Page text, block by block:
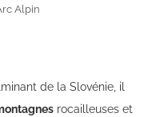
Alpin
de la Slovénie, il
rocailleuses et